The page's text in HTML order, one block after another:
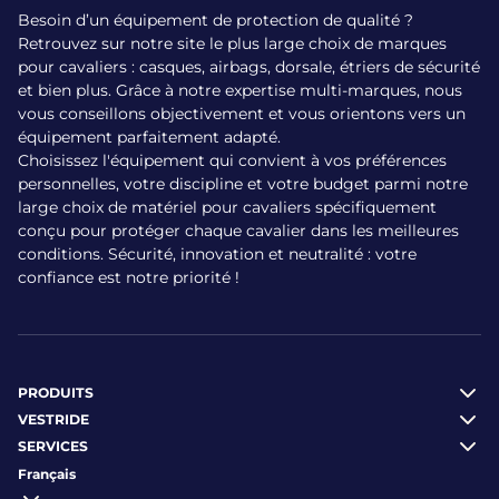
Protection complète du thorax, de la colonne
vertébrale, des cervicales, de l’abdomen et du coccyx
avec certains modèles
Sécurité renforcée en cas de chute, limitant les
blessures graves, pour monter l’esprit tranquille
Liberté de mouvement grâce à une conception
ergonomique et légère
Confort optimal grâce à des matières respirantes,
pensées pour une utilisation prolongée
Adaptabilité à toutes les disciplines équestres et à tous
les niveaux
Comment choisir un gilet
airbag ?
Besoin d’un équipement de protection de qualité ?
Retrouvez sur notre site le plus large choix de marques
pour cavaliers : casques, airbags, dorsale, étriers de sécurité
et bien plus. Grâce à notre expertise multi-marques, nous
vous conseillons objectivement et vous orientons vers un
équipement parfaitement adapté.
Choisissez l'équipement qui convient à vos préférences
personnelles, votre discipline et votre budget parmi notre
large choix de matériel pour cavaliers spécifiquement
conçu pour protéger chaque cavalier dans les meilleures
conditions. Sécurité, innovation et neutralité : votre
confiance est notre priorité !
PRODUITS
VESTRIDE
SERVICES
Français